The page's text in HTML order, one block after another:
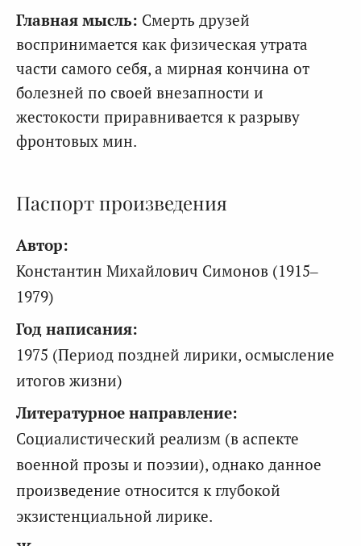
Главная мысль: Смерть друзей
воспринимается как физическая утрата
части самого себя, а мирная кончина от
болезней по своей внезапности и
жестокости приравнивается к разрыву
фронтовых мин.
Паспорт произведения
Автор:
Константин Михайлович Симонов (1915–
1979)
Год написания:
1975 (Период поздней лирики, осмысление
итогов жизни)
Литературное направление:
Социалистический реализм (в аспекте
военной прозы и поэзии), однако данное
произведение относится к глубокой
экзистенциальной лирике.